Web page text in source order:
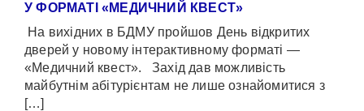
У ФОРМАТІ «МЕДИЧНИЙ КВЕСТ»
На вихідних в БДМУ пройшов День відкритих
дверей у новому інтерактивному форматі —
«Медичний квест». Захід дав можливість
майбутнім абітурієнтам не лише ознайомитися з
[…]